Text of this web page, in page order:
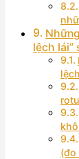
lệch lái”
(đo